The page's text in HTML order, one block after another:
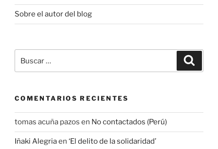
Sobre el autor del blog
por:
COMENTARIOS RECIENTES
tomas acuña pazos en No contactados (Perú)
Iñaki Alegriaen ‘El delito de la solidaridad’